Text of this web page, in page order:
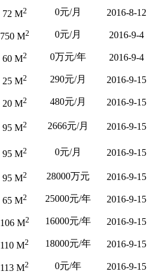
72 M2 0元/月
2016-8-12
750 M2 0元/月 2016-9-4
60 M2 0万元/年 2016-9-4
25 M2 290元/月
2016-9-15
20 M2 480元/月
2016-9-15
95 M2 2666元/月
2016-9-15
95 M2 0元/月 2016-9-15
95 M2 28000万元 2016-9-15
65 M2 25000元/年 2016-9-15
106 M2 16000元/年 2016-9-15
110 M2 18000元/年 2016-9-15
113 M2 0元/年 2016-9-15